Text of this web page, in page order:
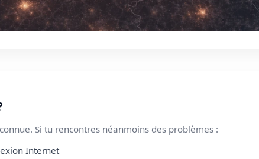
Si tu rencontres néanmoins des problèmes :
Internet